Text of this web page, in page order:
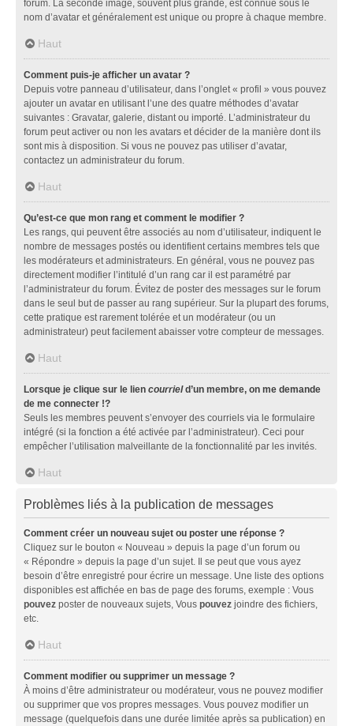
forum. La seconde image, souvent plus grande, est connue sous le
nom d’avatar et généralement est unique ou propre à chaque membre.
Haut
Comment puis-je afficher un avatar ?
Depuis votre panneau d’utilisateur, dans l’onglet « profil » vous pouvez
ajouter un avatar en utilisant l’une des quatre méthodes d’avatar
suivantes : Gravatar, galerie, distant ou importé. L’administrateur du
forum peut activer ou non les avatars et décider de la manière dont ils
sont mis à disposition. Si vous ne pouvez pas utiliser d’avatar,
contactez un administrateur du forum.
Haut
Qu’est-ce que mon rang et comment le modifier ?
Les rangs, qui peuvent être associés au nom d’utilisateur, indiquent le
nombre de messages postés ou identifient certains membres tels que
les modérateurs et administrateurs. En général, vous ne pouvez pas
directement modifier l’intitulé d’un rang car il est paramétré par
l’administrateur du forum. Évitez de poster des messages sur le forum
dans le seul but de passer au rang supérieur. Sur la plupart des forums,
cette pratique est rarement tolérée et un modérateur (ou un
administrateur) peut facilement abaisser votre compteur de messages.
Haut
Lorsque je clique sur le lien courrield’un membre, on me demande
de me connecter !?
Seuls les membres peuvent s’envoyer des courriels via le formulaire
intégré (si la fonction a été activée par l’administrateur). Ceci pour
empêcher l’utilisation malveillante de la fonctionnalité par les invités.
Haut
Problèmes liés à la publication de messages
Comment créer un nouveau sujet ou poster une réponse ?
Cliquez sur le bouton « Nouveau » depuis la page d’un forum ou
« Répondre » depuis la page d’un sujet. Il se peut que vous ayez
besoin d’être enregistré pour écrire un message. Une liste des options
disponibles est affichée en bas de page des forums, exemple : Vous
pouvez poster de nouveaux sujets, Vous pouvez joindre des fichiers,
etc.
Haut
Comment modifier ou supprimer un message ?
À moins d’être administrateur ou modérateur, vous ne pouvez modifier
ou supprimer que vos propres messages. Vous pouvez modifier un
message (quelquefois dans une durée limitée après sa publication) en